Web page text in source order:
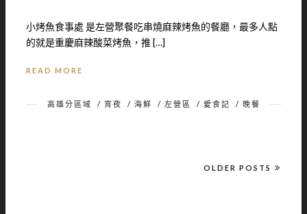
小烤魚食事處 是左營聚餐吃串燒麻辣烤魚的餐廳，最多人點
的就是重慶麻辣酸菜烤魚，推 […]
READ MORE
高雄分區域 / 宵夜 / 海鮮 / 左營區 / 愛食記 / 晚餐
OLDER POSTS